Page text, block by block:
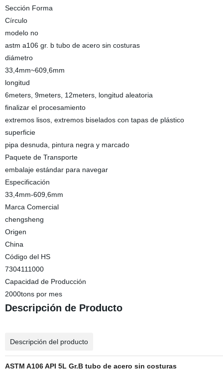
Sección Forma
Círculo
modelo no
astm a106 gr. b tubo de acero sin costuras
diámetro
33,4mm~609,6mm
longitud
6meters, 9meters, 12meters, longitud aleatoria
finalizar el procesamiento
extremos lisos, extremos biselados con tapas de plástico
superficie
pipa desnuda, pintura negra y marcado
Paquete de Transporte
embalaje estándar para navegar
Especificación
33,4mm-609,6mm
Marca Comercial
chengsheng
Origen
China
Código del HS
7304111000
Capacidad de Producción
2000tons por mes
Descripción de Producto
Descripción del producto
ASTM A106 API 5L Gr.B tubo de acero sin costuras